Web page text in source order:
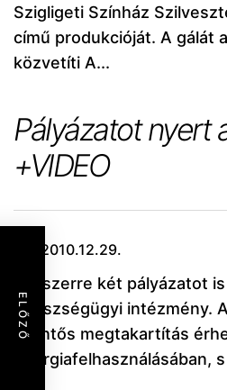
ELŐZŐ
Szigligeti Színház
című produkcióját. A gálát
közvetíti A...
Pályázatot nyert
+VIDEO
2010.12.29.
Egyszerre két pályázatot
egészségügyi intézmény.
jelentős megtakartítás
energiafelhasználásában,